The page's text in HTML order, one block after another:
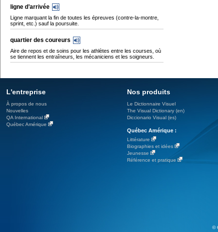
ligne d’arrivée
Ligne marquant la fin de toutes les épreuves (contre-la-montre,
sprint, etc.) sauf la poursuite.
quartier des coureurs
Aire de repos et de soins pour les athlètes entre les courses, où
se tiennent les entraîneurs, les mécaniciens et les soigneurs.
L'entreprise
À propos de nous
Nouvelles
QA International
Québec Amérique
Nos produits
Le Dictionnaire Visuel
The Visual Dictionary (en)
Diccionario Visual (es)
Québec Amérique :
Littérature
Biographies et idées
Jeunesse
Référence et pratique
©